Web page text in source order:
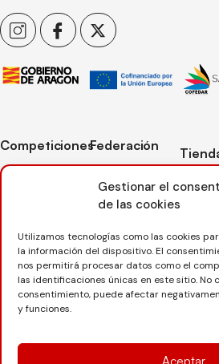
Gestionar el
de las cookies
Utilizamos tecnologías como las cookies
la información del dispositivo. El
nos permitirá procesar datos como el
las identificaciones únicas en este sitio. No
consentimiento, puede afectar
y funciones.
Aceptar
Competiciones
Competiciones
Competiciones
Nieve
Federación
Contacto
Transparencia
Entrenadores
Seguro
deportivo
Mi
Desarrollado por